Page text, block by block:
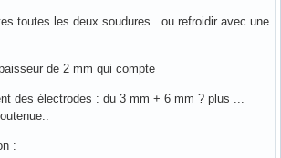
toutes les deux soudures.. ou refroidir avec une
de 2 mm qui compte
des électrodes : du 3 mm + 6 mm ? plus ...
: